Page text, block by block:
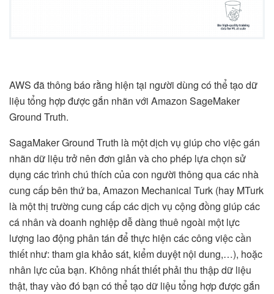
AWS đã thông báo rằng hiện tại người dùng có thể tạo dữ
liệu tổng hợp được gắn nhãn với Amazon SageMaker
Ground Truth.
SagaMaker Ground Truth là một dịch vụ giúp cho việc gán
nhãn dữ liệu trở nên đơn giản và cho phép lựa chọn sử
dụng các trình chú thích của con người thông qua các nhà
cung cấp bên thứ ba, Amazon Mechanical Turk (hay MTurk
là một thị trường cung cấp các dịch vụ cộng đồng giúp các
cá nhân và doanh nghiệp dễ dàng thuê ngoài một lực
lượng lao động phân tán để thực hiện các công việc cần
thiết như: tham gia khảo sát, kiểm duyệt nội dung,…), hoặc
nhân lực của bạn. Không nhất thiết phải thu thập dữ liệu
thật, thay vào đó bạn có thể tạo dữ liệu tổng hợp được gắn